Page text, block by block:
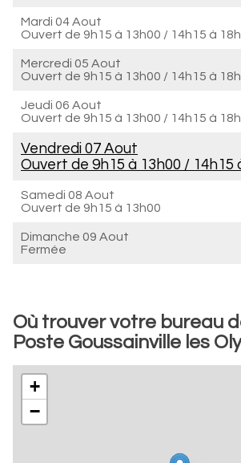
Mardi 04 Aout
Ouvert de 9h15 à 13h00 / 14h15 à
Mercredi 05 Aout
Ouvert de 9h15 à 13h00 / 14h15 à
Jeudi 06 Aout
Ouvert de 9h15 à 13h00 / 14h15 à
Vendredi 07 Aout
Ouvert de 9h15 à 13h00 / 14h15
Samedi 08 Aout
Ouvert de 9h15 à 13h00
Dimanche 09 Aout
Fermée
Où trouver votre bureau
Poste Goussainville les
+
−